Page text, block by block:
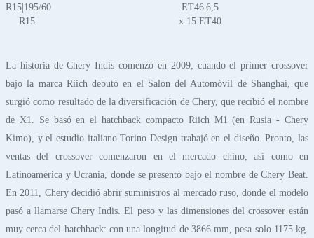
R15|195/60
R15
ET46|6,5
x 15 ET40
La historia de Chery Indis comenzó en 2009, cuando el primer crossover
bajo la marca Riich debutó en el Salón del Automóvil de Shanghai, que
surgió como resultado de la diversificación de Chery, que recibió el nombre
de X1. Se basó en el hatchback compacto Riich M1 (en Rusia - Chery
Kimo), y el estudio italiano Torino Design trabajó en el diseño. Pronto, las
ventas del crossover comenzaron en el mercado chino, así como en
Latinoamérica y Ucrania, donde se presentó bajo el nombre de Chery Beat.
En 2011, Chery decidió abrir suministros al mercado ruso, donde el modelo
pasó a llamarse Chery Indis. El peso y las dimensiones del crossover están
muy cerca del hatchback: con una longitud de 3866 mm, pesa solo 1175 kg.